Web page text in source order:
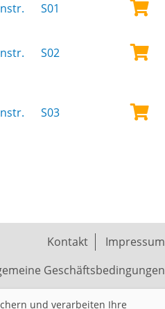
S01
S02
S03
Kontakt
Impressum
Geschäftsbedingungen
Datenschutzerklärung
und verarbeiten Ihre